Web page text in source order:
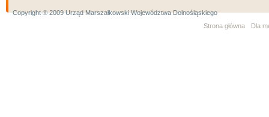
Copyright ® 2009 Urząd Marszałkowski Województwa Dolnośląskiego
Strona główna
Dla